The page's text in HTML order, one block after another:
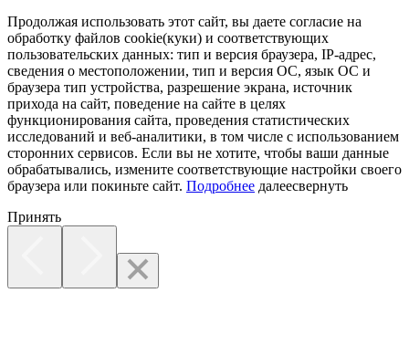
Продолжая использовать этот сайт, вы даете согласие на
обработку файлов cookie(куки) и соответствующих
пользовательских данных: тип и версия браузера, IP-адрес,
сведения о местоположении, тип и версия ОС, язык ОС и
браузера тип устройства, разрешение экрана, источник
прихода на сайт, поведение на сайте в целях
функционирования сайта, проведения статистических
исследований и веб-аналитики, в том числе с использованием
сторонних сервисов. Если вы не хотите, чтобы ваши данные
обрабатывались, измените соответствующие настройки своего
браузера или покиньте сайт. Подробнее далеесвернуть
Принять